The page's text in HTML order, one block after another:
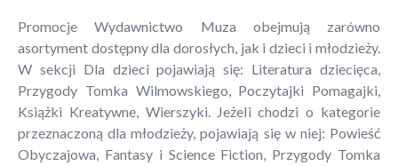
Promocje Wydawnictwo Muza obejmują zarówno
asortyment dostępny dla dorosłych, jak i dzieci i młodzieży.
W sekcji Dla dzieci pojawiają się: Literatura dziecięca,
Przygody Tomka Wilmowskiego, Poczytajki Pomagajki,
Książki Kreatywne, Wierszyki. Jeżeli chodzi o kategorie
przeznaczoną dla młodzieży, pojawiają się w niej: Powieść
Obyczajowa, Fantasy i Science Fiction, Przygody Tomka